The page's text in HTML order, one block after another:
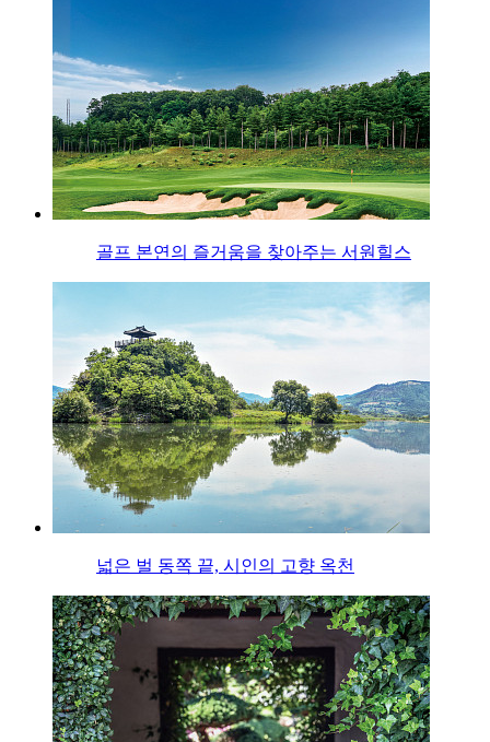
골프 본연의 즐거움을 찾아주는 서원힐스
넓은 벌 동쪽 끝, 시인의 고향 옥천